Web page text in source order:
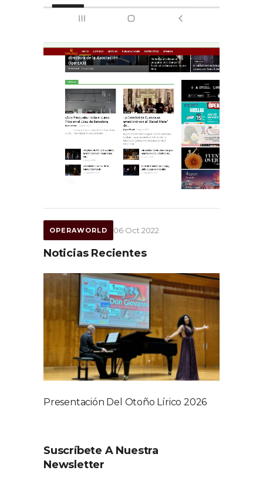
OPERAWORLD 06 Oct 2022
Noticias Recientes
Presentación Del Otoño Lírico 2026
Suscríbete A Nuestra
Newsletter